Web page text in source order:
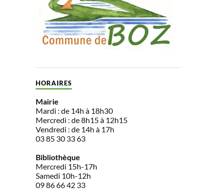
HORAIRES
Mairie
Mardi : de 14h à 18h30
Mercredi : de 8h15 à 12h15
Vendredi : de 14h à 17h
03 85 30 33 63
Bibliothèque
Mercredi 15h-17h
Samedi 10h-12h
09 86 66 42 33